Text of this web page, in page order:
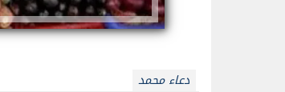
دعاء محمد